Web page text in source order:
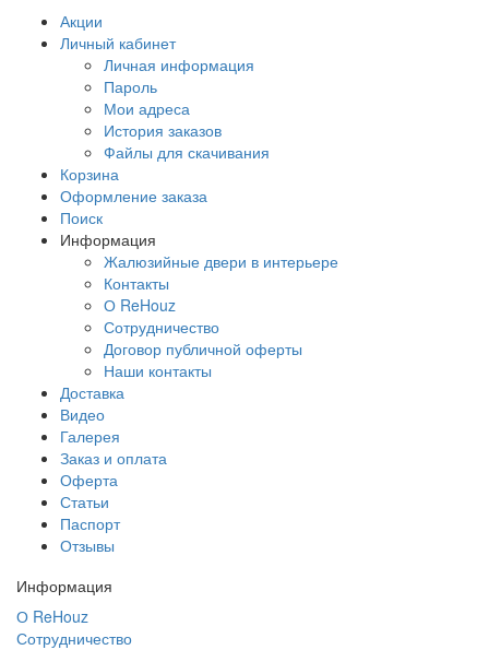
Акции
Личный кабинет
Личная информация
Пароль
Мои адреса
История заказов
Файлы для скачивания
Корзина
Оформление заказа
Поиск
Информация
Жалюзийные двери в интерьере
Контакты
О ReHouz
Сотрудничество
Договор публичной оферты
Наши контакты
Доставка
Видео
Галерея
Заказ и оплата
Оферта
Статьи
Паспорт
Отзывы
Информация
О ReHouz
Сотрудничество